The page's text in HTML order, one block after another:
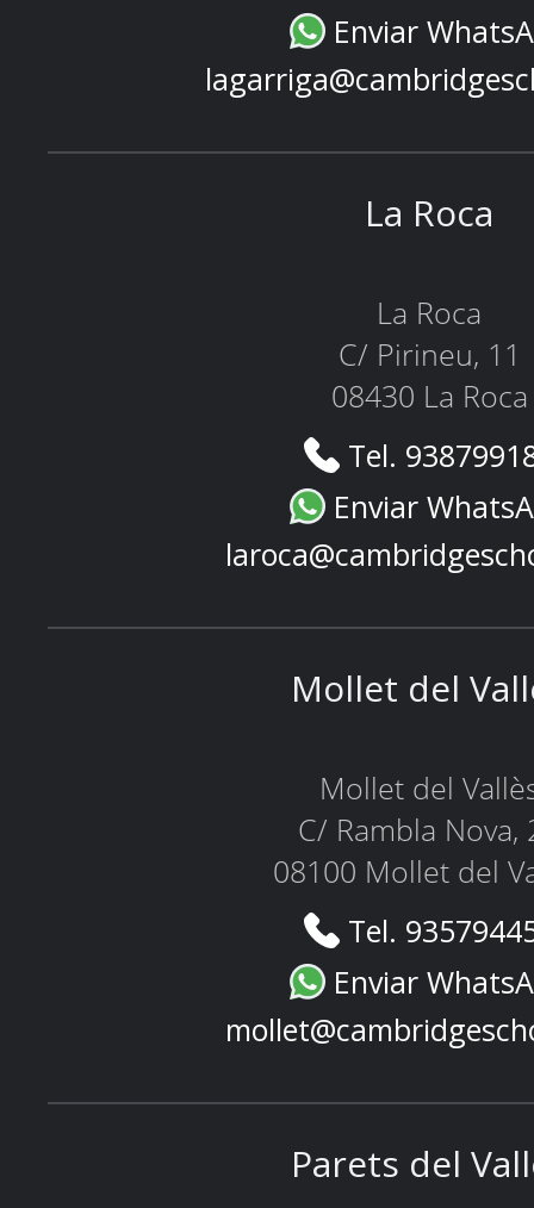
Enviar
La Roca
La Roca
C/ Pirineu, 11
08430 La Roca
Tel.
Enviar
Mollet del
Mollet del
C/ Rambla Nova,
08100 Mollet del
Tel.
Enviar
Parets del